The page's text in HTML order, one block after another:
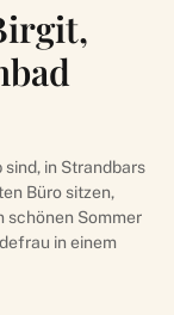
in Strandbars
Büro sitzen,
schönen Sommer
in einem